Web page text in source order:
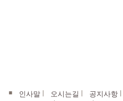
■ 인사말 오시는길 공지사항